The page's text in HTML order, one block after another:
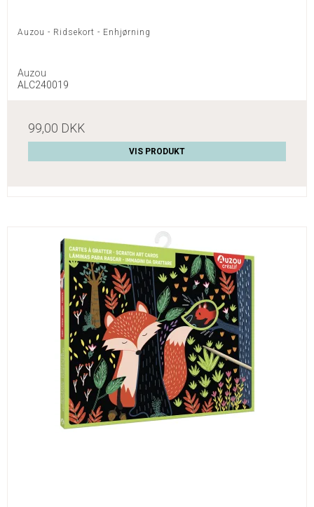
Auzou - Ridsekort - Enhjørning
Auzou
ALC240019
99,00 DKK
VIS PRODUKT